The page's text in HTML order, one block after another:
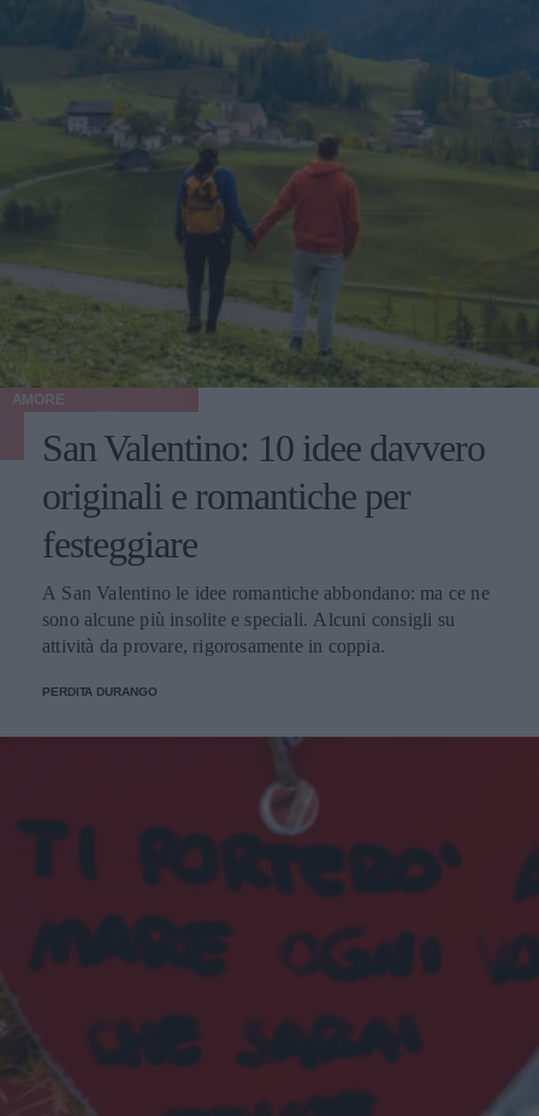
AMORE
San Valentino: 10 idee davvero
originali e romantiche per
festeggiare
A San Valentino le idee romantiche abbondano: ma ce ne
sono alcune più insolite e speciali. Alcuni consigli su
attività da provare, rigorosamente in coppia.
PERDITA DURANGO